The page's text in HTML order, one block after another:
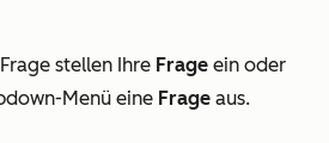
Frage stellen Ihre Frage ein oder
Menü eine Frage aus.